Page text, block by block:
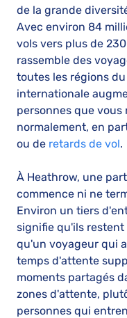
de la grande
Avec environ 84
vols vers plus de
rassemble des
toutes les régions
internationale
personnes que
normalement, en
ou de retards de vol.
À Heathrow, une
commence ni ne
Environ un tiers
signifie qu'ils
qu'un voyageur qui
temps d'attente
moments partagés
zones d'attente,
personnes qui